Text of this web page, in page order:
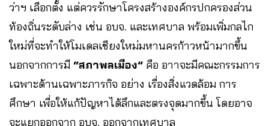
ว่าฯ เลือกตั้ง แต่ควรรักษาโครงสร้างองค์กรปกครองส่วน
ท้องถิ่นระดับล่าง เช่น อบจ. และเทศบาล พร้อมเพิ่มกลไก
ใหม่ที่จะทำให้โมเดลเชียงใหม่มหานครก้าวหน้ามากขึ้น
นอกจากการมี “สภาพลเมือง” คือ อาาจะมีคณะกรรมการ
เฉพาะด้านเฉพาะภารกิจ อย่าง เรื่องสิ่งแวดล้อม การ
ศึกษา เพื่อให้แก้ปัญหาได้ลึกและตรงจุดมากขึ้น โดยอาจ
จะแยกออกจาก อบจ. ออกจากเทศบาล